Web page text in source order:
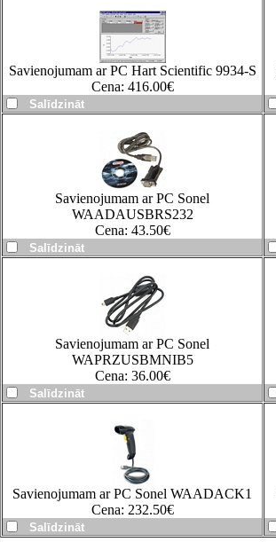
Savienojumam ar PC Hart Scientific 9934-S
Cena: 416.00€
Savienojumam ar PC Sonel
WAADAUSBRS232
Cena: 43.50€
Savienojumam ar PC Sonel
WAPRZUSBMNIB5
Cena: 36.00€
Savienojumam ar PC Sonel WAADACK1
Cena: 232.50€